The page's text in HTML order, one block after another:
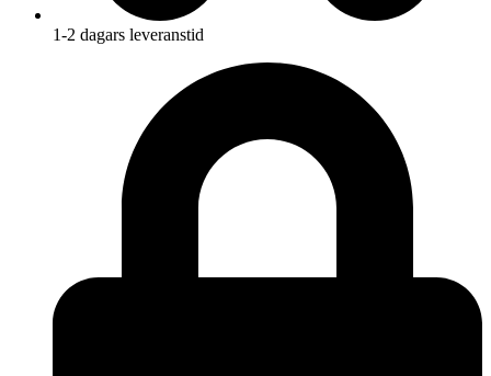
1-2 dagars leveranstid